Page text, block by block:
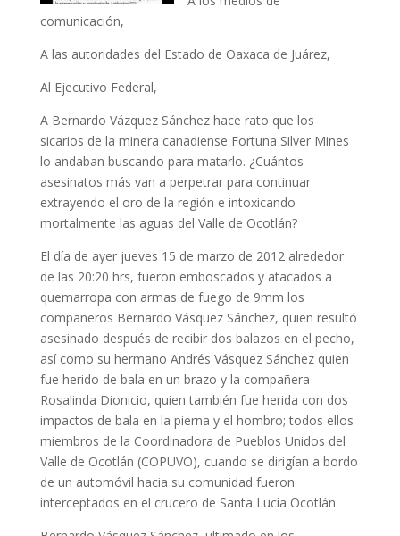
comunicación,
A las autoridades del Estado de Oaxaca de Juárez,
Al Ejecutivo Federal,
A Bernardo Vázquez Sánchez hace rato que los
sicarios de la minera canadiense Fortuna Silver Mines
lo andaban buscando para matarlo. ¿Cuántos
asesinatos más van a perpetrar para continuar
extrayendo el oro de la región e intoxicando
mortalmente las aguas del Valle de Ocotlán?
El día de ayer jueves 15 de marzo de 2012 alrededor
de las 20:20 hrs, fueron emboscados y atacados a
quemarropa con armas de fuego de 9mm los
compañeros Bernardo Vásquez Sánchez, quien resultó
asesinado después de recibir dos balazos en el pecho,
así como su hermano Andrés Vásquez Sánchez quien
fue herido de bala en un brazo y la compañera
Rosalinda Dionicio, quien también fue herida con dos
impactos de bala en la pierna y el hombro; todos ellos
miembros de la Coordinadora de Pueblos Unidos del
Valle de Ocotlán (COPUVO), cuando se dirigían a bordo
de un automóvil hacia su comunidad fueron
interceptados en el crucero de Santa Lucía Ocotlán.